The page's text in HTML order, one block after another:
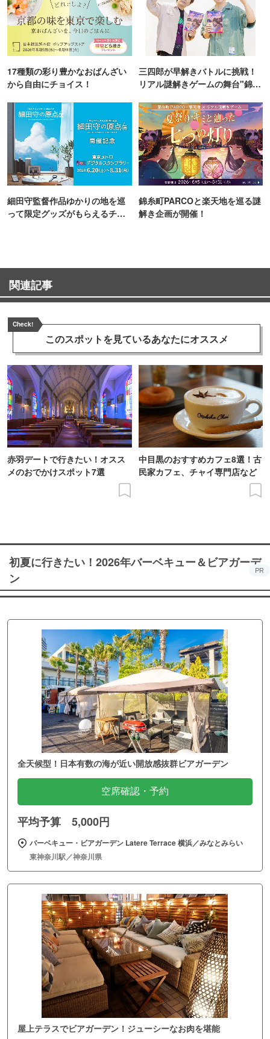
17種類の彩り豊かなおばんざい
から自由にチョイス！
三四郎が早解きバトルに挑戦！
リアル謎解きゲームの舞台"錦糸
細田守監督作品ゆかりの地を巡
って限定グッズがもらえるチャ
錦糸町PARCOと楽天地を巡る謎
解き企画が開催！
関連記事
Check!
このスポットを見ているあなたにオススメ
赤羽デートで行きたい！オスス
メのおでかけスポット7選
中目黒のおすすめカフェ8選！古
民家カフェ、チャイ専門店など
初夏に行きたい！2026年バーベキュー＆ビアガーデ
ン
PR
全天候型！日本有数の海が近い開放感抜群ビアガーデン
空席確認・予約
平均予算 5,000円
バーベキュー・ビアガーデン Latere Terrace 横浜／みなとみらい
東神奈川駅／神奈川県
屋上テラスでビアガーデン！ジューシーなお肉を堪能